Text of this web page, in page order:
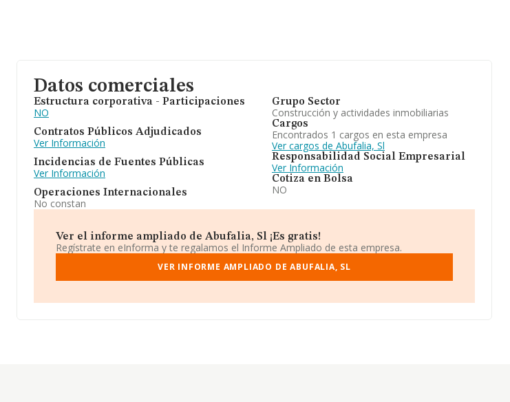
Datos comerciales
Estructura corporativa - Participaciones
NO
Contratos Públicos Adjudicados
Ver Información
Incidencias de Fuentes Públicas
Ver Información
Operaciones Internacionales
No constan
Grupo Sector
Construcción y actividades inmobiliarias
Cargos
Encontrados 1 cargos en esta empresa
Ver cargos de Abufalia, Sl
Responsabilidad Social Empresarial
Ver Información
Cotiza en Bolsa
NO
Ver el informe ampliado de Abufalia, Sl ¡Es gratis!
Regístrate en eInforma y te regalamos el Informe Ampliado de esta empresa.
VER INFORME AMPLIADO DE ABUFALIA, SL